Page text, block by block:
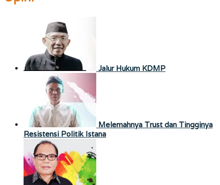
Jalur Hukum KDMP
Melemahnya Trust dan Tingginya
Resistensi Politik Istana